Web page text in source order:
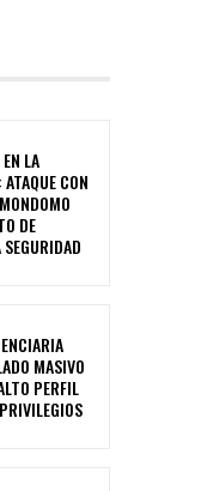
LA
CON
DE
MASIVO
PERFIL